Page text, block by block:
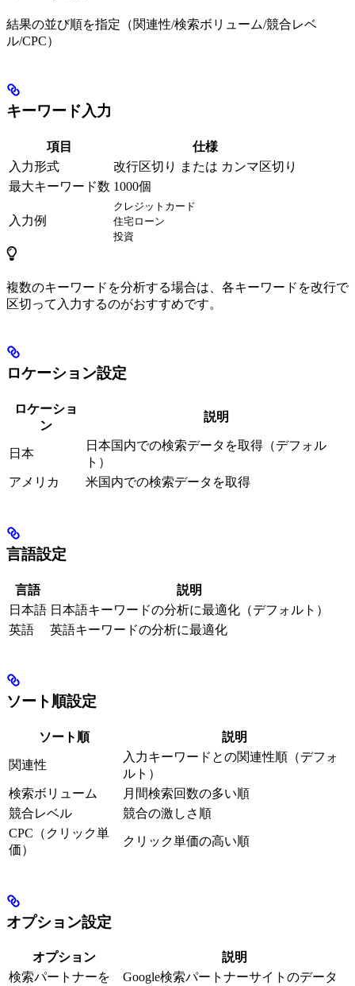
結果の並び順を指定（関連性/検索ボリューム/競合レベ
ル/CPC）
キーワード入力
項目
仕様
入力形式
改行区切り または カンマ区切り
最大キーワード数 1000個
入力例
クレジットカード
住宅ローン
投資
複数のキーワードを分析する場合は、各キーワードを改行で
区切って入力するのがおすすめです。
ロケーション設定
ロケーショ
ン
説明
日本
日本国内での検索データを取得（デフォル
ト）
アメリカ
米国内での検索データを取得
言語設定
言語
説明
日本語 日本語キーワードの分析に最適化（デフォルト）
英語
英語キーワードの分析に最適化
ソート順設定
ソート順 説明
関連性
入力キーワードとの関連性順（デフォ
ルト）
検索ボリューム
月間検索回数の多い順
競合レベル
競合の激しさ順
CPC（クリック単
価）
クリック単価の高い順
オプション設定
オプション
説明
検索パートナーを
Google検索パートナーサイトのデータ